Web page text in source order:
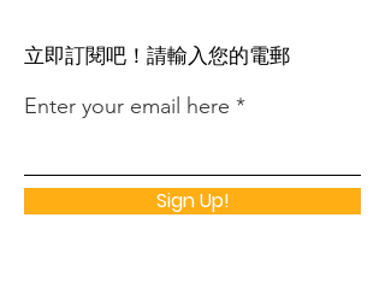
​立即訂閱吧！請輸入您的電郵
Enter your email here
Sign Up!